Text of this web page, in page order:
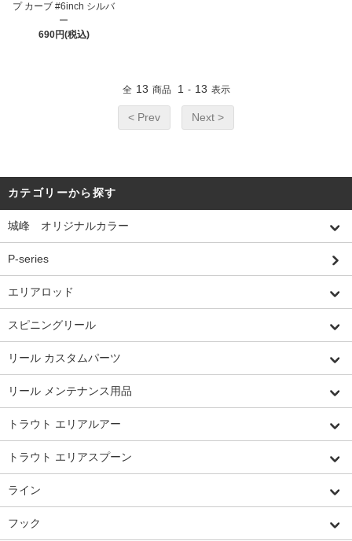
プ カーブ #6inch シルバ
ー
690円(税込)
全 13 商品 1 - 13 表示
< Prev Next >
カテゴリーから探す
城峰 オリジナルカラー
P-series
エリアロッド
スピニングリール
リール カスタムパーツ
リール メンテナンス用品
トラウト エリアルアー
トラウト エリアスプーン
ライン
フック